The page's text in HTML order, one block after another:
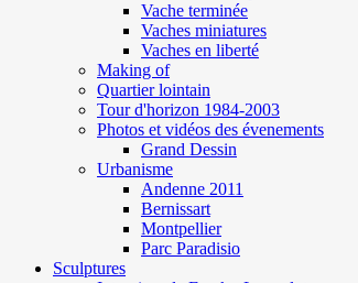
Vache terminée
Vaches miniatures
Vaches en liberté
Making of
Quartier lointain
Tour d'horizon 1984-2003
Photos et vidéos des évenements
Grand Dessin
Urbanisme
Andenne 2011
Bernissart
Montpellier
Parc Paradisio
Sculptures